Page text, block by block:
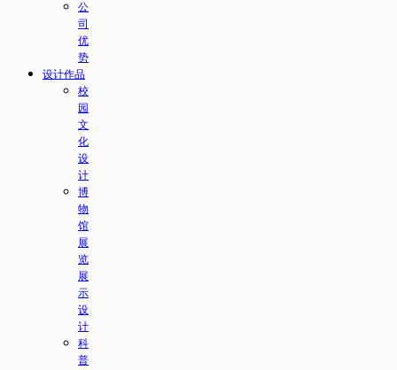
公
司
优
势
设计作品
校
园
文
化
设
计
博
物
馆
展
览
展
示
设
计
科
普